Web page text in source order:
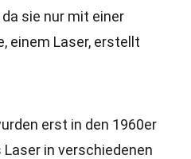
sie nur mit einer
einem Laser, erstellt
erst in den 1960er
in verschiedenen